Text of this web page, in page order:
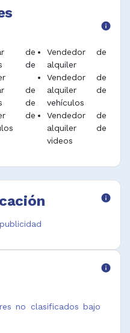
info
de
de
de
de
de
Vendedor de
alquiler
Vendedor de
alquiler de
vehículos
Vendedor de
alquiler de
videos
info
info
no clasificados bajo